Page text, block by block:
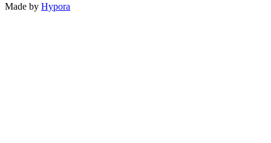
Made by Hypora